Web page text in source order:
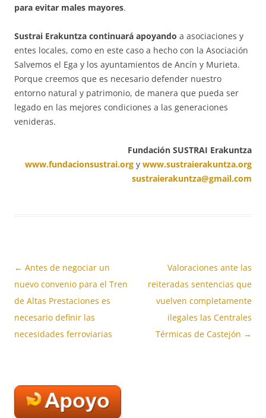
para evitar males mayores.
Sustrai Erakuntza continuará apoyando a asociaciones y
entes locales, como en este caso a hecho con la Asociación
Salvemos el Ega y los ayuntamientos de Ancín y Murieta.
Porque creemos que es necesario defender nuestro
entorno natural y patrimonio, de manera que pueda ser
legado en las mejores condiciones a las generaciones
venideras.
Fundación SUSTRAI Erakuntza
www.fundacionsustrai.org y www.sustraierakuntza.org
sustraierakuntza@gmail.com
Navegación
de
entradas
← Antes de negociar un
nuevo convenio para el Tren
de Altas Prestaciones es
necesario definir las
necesidades ferroviarias
Valoraciones ante las
reiteradas sentencias que
vuelven completamente
ilegales las Centrales
Térmicas de Castejón →